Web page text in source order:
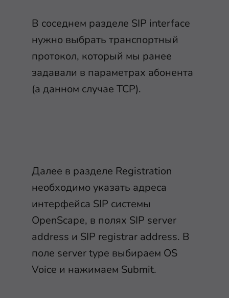
В соседнем разделе SIP interface
нужно выбрать транспортный
протокол, который мы ранее
задавали в параметрах абонента
(а данном случае TCP).
Далее в разделе Registration
необходимо указать адреса
интерфейса SIP системы
OpenScape, в полях SIP server
address и SIP registrar address. В
поле server type выбираем OS
Voice и нажимаем Submit.